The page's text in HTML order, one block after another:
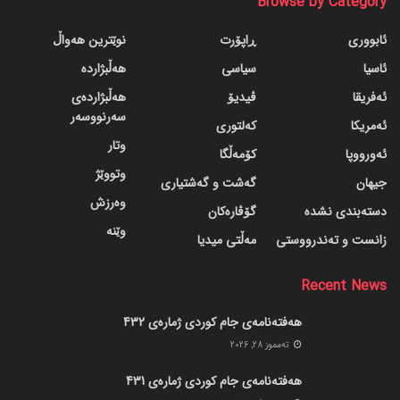
ئابووری
ئاسیا
ئەفریقا
ئەمریکا
ئەورووپا
جیهان
دسته‌بندی نشده
زانست و تەندرووستی
ڕاپۆرت
سیاسی
ڤیدیۆ
کەلتوری
کۆمەڵگا
گه‌شت و گه‌شتیاری
گۆڤاره‌کان
مەڵتی میدیا
نوێترین هەواڵ
هەڵبژاردە
هەڵبژاردەی
سەرنووسەر
وتار
وتووێژ
وەرزش
وێنە
Recent News
هەفتەنامەی جام کوردی ژمارەی 432
ته‌مموز 28, 2026
هەفتەنامەی جام کوردی ژمارەی 431